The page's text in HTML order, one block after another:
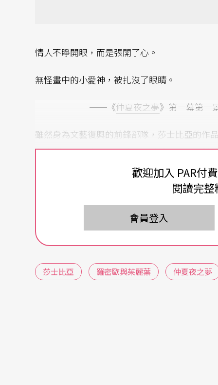
情人不睜開眼，而是張開了心。
無怪畫中的小愛神，被扎沒了眼睛。
──《仲夏夜之夢》第一幕第一
雖然身為文藝復興的前鋒部隊，莎士比亞的作
與專制，但是這並無礙於他洞澈愛的虛妄。對
方面卻又世故地百般嘲哂。這種矛盾的愛情觀
《仲夏夜之夢》就可以說是一部莎翁的愛情百
年方三十，但以一個十八歲就娶親、進入劇場
歡迎加入 PAR付
閱讀完整
會員登入
莎士比亞 羅密歐與茱麗葉 仲夏夜之夢